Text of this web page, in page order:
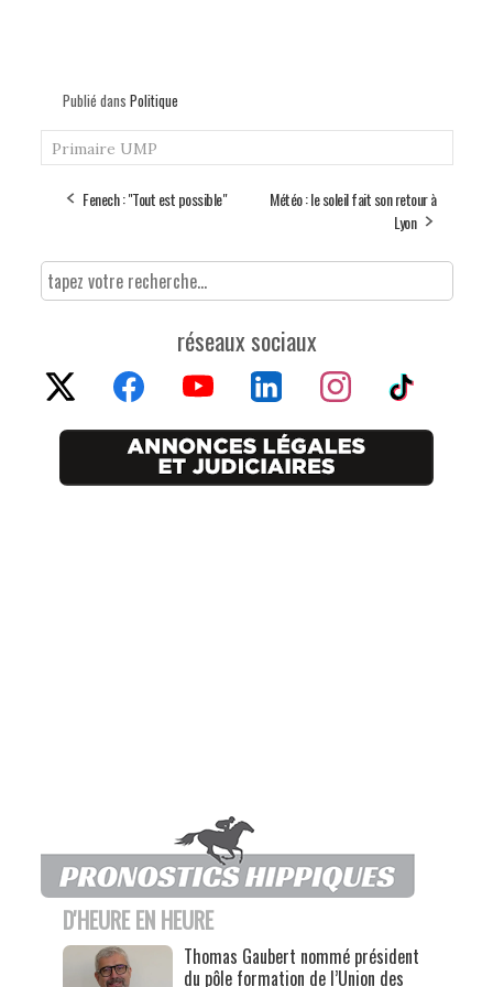
Publié dans Politique
Primaire UMP
Fenech : "Tout est possible"
Météo : le soleil fait son retour à
Lyon
réseaux sociaux
D'HEURE EN HEURE
Thomas Gaubert nommé président
du pôle formation de l’Union des